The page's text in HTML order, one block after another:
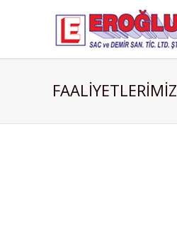
FAALİYETLERİMİZ